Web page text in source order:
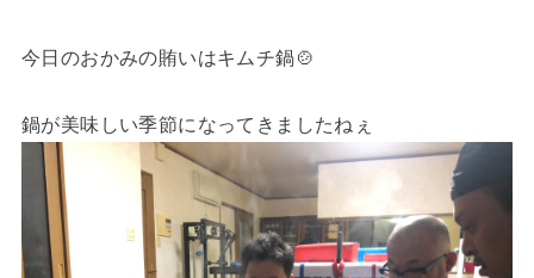
今日のおかみの賄いはキムチ鍋🍲
鍋が美味しい季節になってきましたねぇ